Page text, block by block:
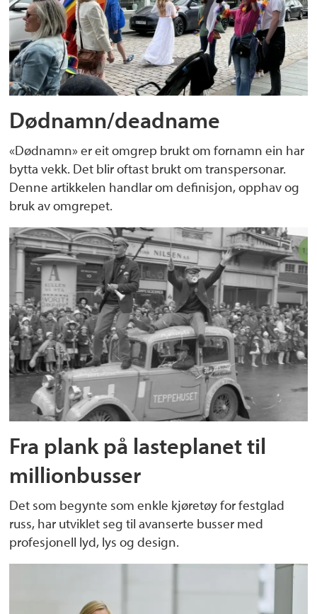
Dødnamn/deadname
«Dødnamn» er eit omgrep brukt om fornamn ein har
bytta vekk. Det blir oftast brukt om transpersonar.
Denne artikkelen handlar om definisjon, opphav og
bruk av omgrepet.
Fra plank på lasteplanet til
millionbusser
Det som begynte som enkle kjøretøy for festglad
russ, har utviklet seg til avanserte busser med
profesjonell lyd, lys og design.